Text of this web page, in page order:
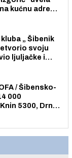
kućnu adresu
„ Šibenik
svoju
ljuljačke i
/ Šibensko-
000
5300, Drniš